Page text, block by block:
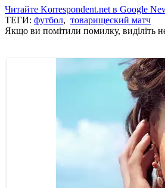
Читайте Korrespondent.net в Google
ТЕГИ: футбол, товарищеский матч
Якщо ви помітили помилку, виділіть